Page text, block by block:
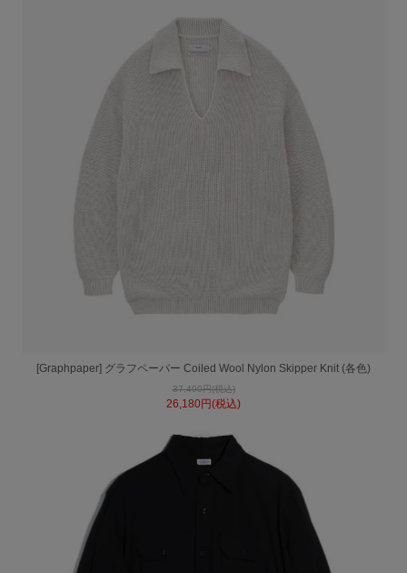
[Graphpaper] グラフペーパー Coiled Wool Nylon Skipper Knit (各色)
37,400円(税込)
26,180円(税込)